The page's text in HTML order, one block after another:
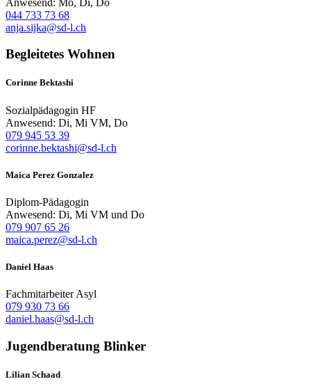
044 733 73 68
anja.sijka@sd-l.ch
Begleitetes Wohnen
Corinne Bektashi
Sozialpädagogin HF
Anwesend: Di, Mi VM, Do
079 945 53 39
corinne.bektashi@sd-l.ch
Maica Perez Gonzalez
Diplom-Pädagogin
Anwesend: Di, Mi VM und Do
079 907 65 26
maica.perez@sd-l.ch
Daniel Haas
Fachmitarbeiter Asyl
079 930 73 66
daniel.haas@sd-l.ch
Jugendberatung Blinker
Lilian Schaad